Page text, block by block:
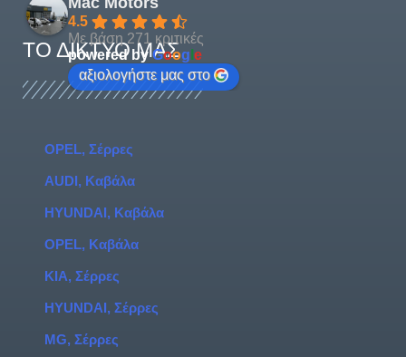
ΤΟ ΔΊΚΤΥΌ ΜΑΣ
OPEL, Σέρρες
AUDI, Καβάλα
HYUNDAI, Καβάλα
OPEL, Καβάλα
KIA, Σέρρες
HYUNDAI, Σέρρες
MG, Σέρρες
4.5
Με βάση 271 κριτικές
powered byGoog e
αξιολογήστε μας στο